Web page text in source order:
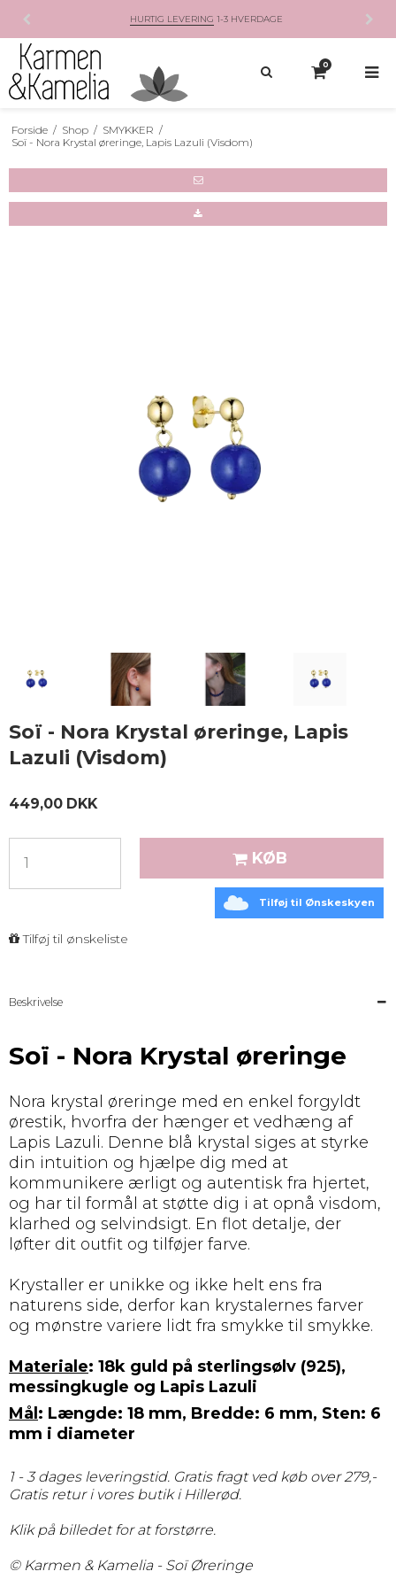
HURTIG LEVERING 1-3 HVERDAGE
0
Forside / Shop / SMYKKER /
Soï - Nora Krystal øreringe, Lapis Lazuli (Visdom)
Soï - Nora Krystal øreringe, Lapis
Lazuli (Visdom)
449,00 DKK
KØB
Tilføj til Ønskeskyen
Tilføj til ønskeliste
Beskrivelse
Soï - Nora Krystal øreringe
Nora krystal øreringe med en enkel forgyldt
ørestik, hvorfra der hænger et vedhæng af
Lapis Lazuli. Denne blå krystal siges at styrke
din intuition og hjælpe dig med at
kommunikere ærligt og autentisk fra hjertet,
og har til formål at støtte dig i at opnå visdom,
klarhed og selvindsigt. En flot detalje, der
løfter dit outfit og tilføjer farve.
Krystaller er unikke og ikke helt ens fra
naturens side, derfor kan krystalernes farver
og mønstre variere lidt fra smykke til smykke.
Materiale: 18k guld på sterlingsølv (925),
messingkugle og Lapis Lazuli
Mål: Længde: 18 mm, Bredde: 6 mm, Sten: 6
mm i diameter
1 - 3 dages leveringstid. Gratis fragt ved køb over279,-
Gratis retur i vores butik i Hillerød.
Klik på billedet for at forstørre.
© Karmen & Kamelia - Soï Øreringe